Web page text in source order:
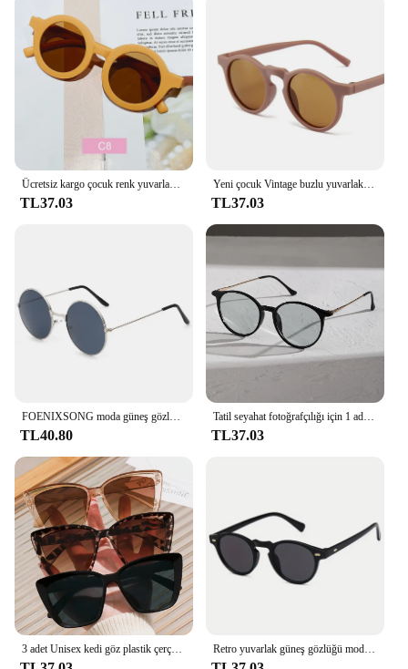
TL37.03
Yeni çocuk Vintage buzlu yuvarlak açık güneş koruma güneş gözlüğü bebek kız akrilik UV400 güneş gözlüğü çocuklar moda gözlük
TL37.03
TL40.80
Tatil seyahat fotoğrafçılığı için 1 adet Unisex Metal artı plastik yuvarlak çerçeve moda güneş gözlükleri
TL37.03
Retro yuvarlak güneş gözlüğü moda pirinç tırnak kutusu güneş gözlüğü erkekler ve kadınlar için Trend Joker güneş gözlüğü